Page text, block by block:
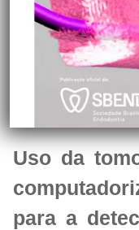
Uso da
para a